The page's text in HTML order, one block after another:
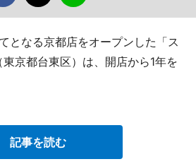
となる京都店をオープンした「ス
京都台東区）は、開店から1年を
記事を読む